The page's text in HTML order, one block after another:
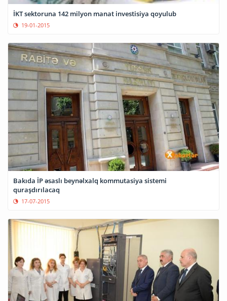
İKT sektoruna 142 milyon manat investisiya qoyulub
19-01-2015
Bakıda İP əsaslı beynəlxalq kommutasiya sistemi
quraşdırılacaq
17-07-2015